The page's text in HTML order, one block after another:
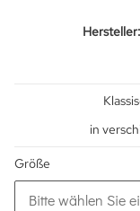
Hersteller:
in
Größe
Bitte wählen Sie